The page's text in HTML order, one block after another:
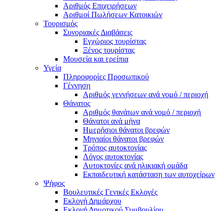
Αριθμός Επιχειρήσεων
Αριθμοί Πωλήσεων Κατοικιών
Τουρισμός
Συνοριακές Διαβάσεις
Εγχώριος τουρίστας
Ξένος τουρίστας
Μουσεία και ερείπια
Υγεία
Πληροφορίες Προσωπικού
Γέννηση
Αριθμός γεννήσεων ανά νομό / περιοχή
Θάνατος
Αριθμός θανάτων ανά νομό / περιοχή
Θάνατοι ανά μήνα
Ημερήσιοι θάνατοι βρεφών
Μηνιαίοι θάνατοι βρεφών
Τρόπος αυτοκτονίας
Λόγος αυτοκτονίας
Αυτοκτονίες ανά ηλικιακή ομάδα
Εκπαιδευτική κατάσταση των αυτοχείρων
Ψήφος
Βουλευτικές Γενικές Εκλογές
Εκλογή Δημάρχου